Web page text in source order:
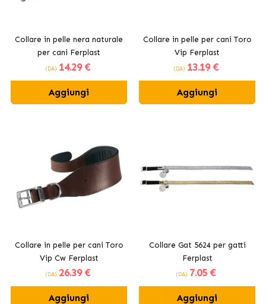
Collare in pelle nera naturale
per cani Ferplast
(DA) 14.29 €
Aggiungi
Collare in pelle per cani Toro
Vip Ferplast
(DA) 13.19 €
Aggiungi
Collare in pelle per cani Toro
Vip Cw Ferplast
(DA) 26.39 €
Aggiungi
Collare Gat 5624 per gatti
Ferplast
(DA) 7.05 €
Aggiungi